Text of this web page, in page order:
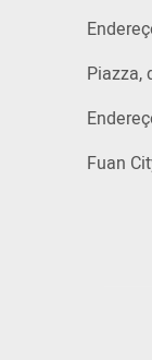
Piazza,
Fuan